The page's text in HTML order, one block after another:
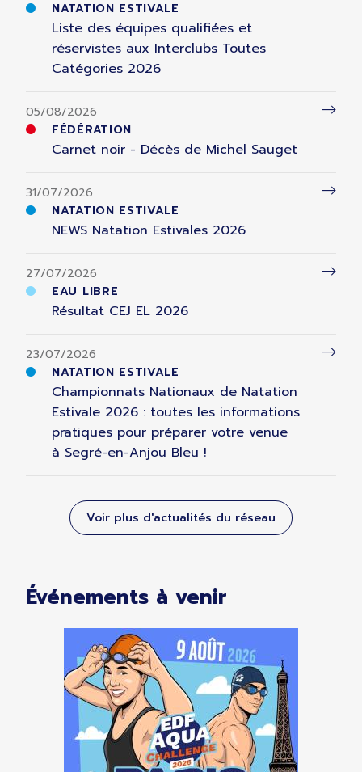
NATATION ESTIVALE
Liste des équipes qualifiées et
réservistes aux Interclubs Toutes
Catégories 2026
05/08/2026
FÉDÉRATION
Carnet noir - Décès de Michel Sauget
31/07/2026
NATATION ESTIVALE
NEWS Natation Estivales 2026
27/07/2026
EAU LIBRE
Résultat CEJ EL 2026
23/07/2026
NATATION ESTIVALE
Championnats Nationaux de Natation
Estivale 2026 : toutes les informations
pratiques pour préparer votre venue
à Segré-en-Anjou Bleu !
Voir plus d'actualités du réseau
Événements à venir